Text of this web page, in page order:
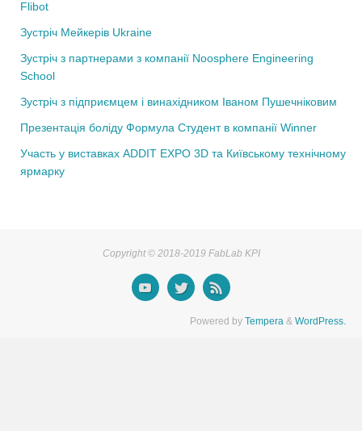
Flibot
Зустріч Мейкерів Ukraine
Зустріч з партнерами з компанії Noosphere Engineering
School
Зустріч з підприємцем і винахідником Іваном Пушечніковим
Презентація боліду Формула Студент в компанії Winner
Участь у виставках ADDIT EXPO 3D та Київському технічному
ярмарку
Copyright © 2018-2019 FabLab KPI
Powered by Tempera & WordPress.